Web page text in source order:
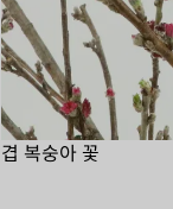
겹 복숭아 꽃